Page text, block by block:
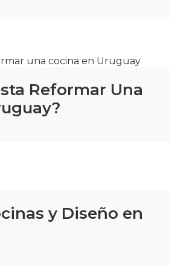
Reformar Una
y Diseño en